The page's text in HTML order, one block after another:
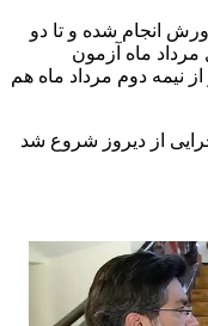
انجام شده و تا دو
مرداد ماه آزمون
نیمه دوم مرداد ماه هم
آزمون ۱۵ دستگاه اجرایی از دیروز شروع شد